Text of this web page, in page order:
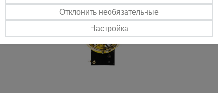
Отклонить необязательные
Настройка